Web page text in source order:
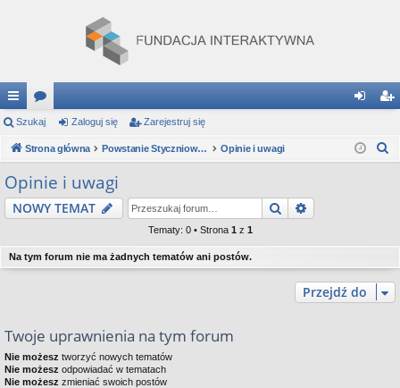
ię
ce
j
…
or
a og ej
ę
Szukaj Zaloguj się Zarejestruj się
Strona główna Powstanie Styczniowe: Gra Strategiczna Opinie i uwagi
j
Opinie i uwagi
NOWY TEMAT Szukaj
Tematy: 0 • Strona 1 z 1
Na tym forum nie ma żadnych tematów ani postów.
Przejdź do
Twoje uprawnienia na tym forum
Nie możesz tworzyć nowych tematów
Nie możesz odpowiadać w tematach
Nie możesz zmieniać swoich postów